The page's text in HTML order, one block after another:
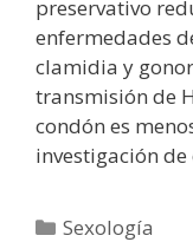
preservativo
enfermedades
clamidia y
transmisión de
condón es
investigación
Categorías
Sexología